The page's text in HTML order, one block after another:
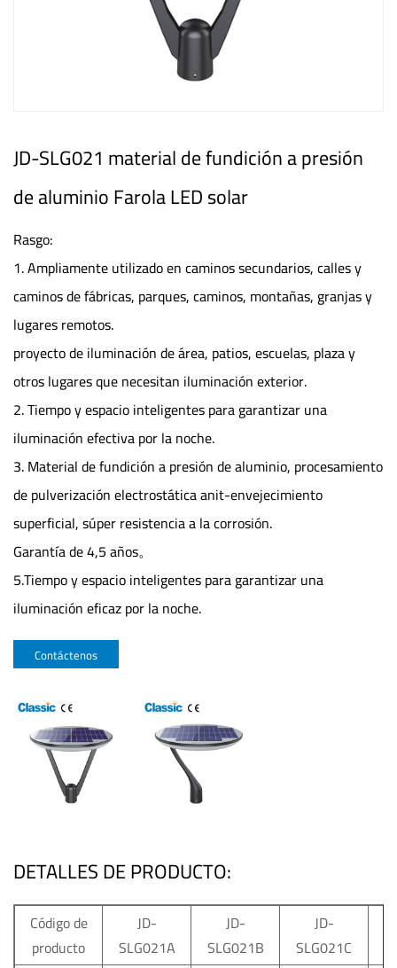
JD-SLG021 material de fundición a presión
de aluminio Farola LED solar
Rasgo:
1. Ampliamente utilizado en caminos secundarios, calles y
caminos de fábricas, parques, caminos, montañas, granjas y
lugares remotos.
proyecto de iluminación de área, patios, escuelas, plaza y
otros lugares que necesitan iluminación exterior.
2. Tiempo y espacio inteligentes para garantizar una
iluminación efectiva por la noche.
3. Material de fundición a presión de aluminio, procesamiento
de pulverización electrostática anit-envejecimiento
superficial, súper resistencia a la corrosión.
Garantía de 4,5 años。
5.Tiempo y espacio inteligentes para garantizar una
iluminación eficaz por la noche.
Contáctenos
DETALLES DE PRODUCTO:
Código de
producto
JD-
SLG021A
JD-
SLG021B
JD-
SLG021C